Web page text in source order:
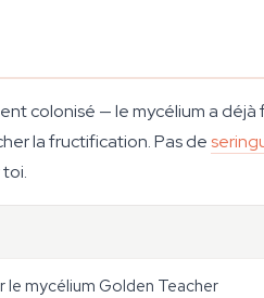
colonisé — le mycélium a déjà
la fructification. Pas de
le mycélium Golden Teacher